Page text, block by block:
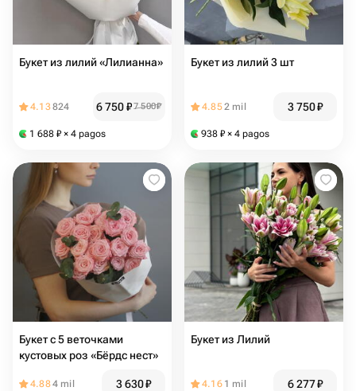
Букет из лилий «Лилианна»
4.13824 6 750₽7 500₽
1 688 ₽ × 4 pagos
Букет из лилий 3 шт
4.852 mil 3 750₽
938 ₽ × 4 pagos
Букет с 5 веточками
кустовых роз «Бёрдс нест»
4.884 mil 3 630₽
Букет из Лилий
4.16 1 mil 6 277₽